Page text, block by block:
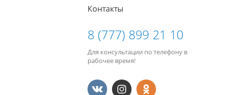
Контакты
8 (777) 899 21 10
Для консультации по телефону в
рабочее время!